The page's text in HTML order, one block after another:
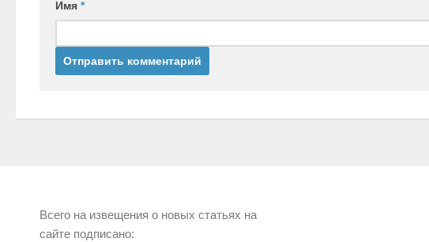
Имя *
Всего на извещения о новых статьях на
сайте подписано: